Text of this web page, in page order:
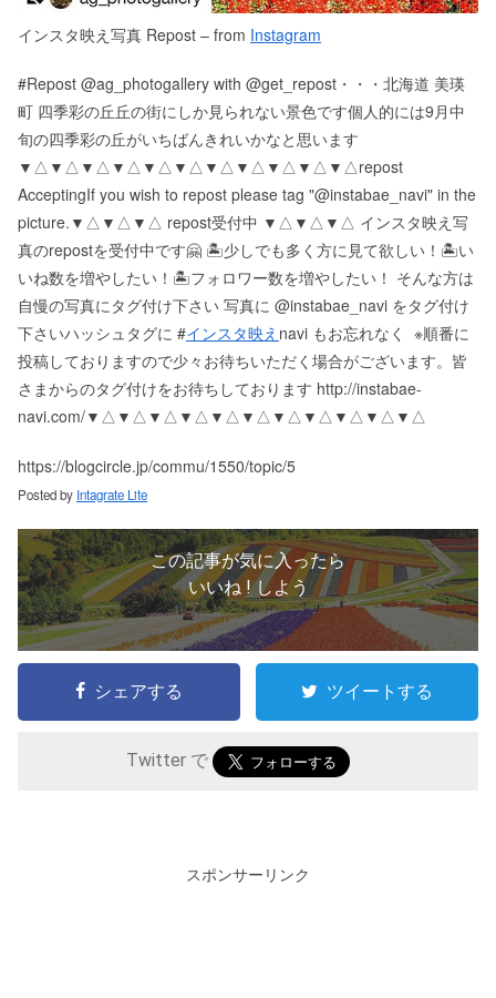
インスタ映え写真 Repost – from Instagram
#Repost @ag_photogallery with @get_repost・・・北海道 美瑛
町 四季彩の丘︎丘の街にしか見られない景色です個人的には9月中
旬の四季彩の丘がいちばんきれいかなと思います
▼△▼△▼△▼△▼△▼△▼△▼△▼△▼△▼△ repost
Accepting If you wish to repost please tag "@instabae_navi" in the
picture. ▼△▼△▼△ repost受付中 ▼△▼△▼△ インスタ映え写
真のrepostを受付中です🤗 🏝少しでも多く方に見て欲しい！ 🏝い
いね数を増やしたい！ 🏝フォロワー数を増やしたい！ そんな方は
自慢の写真にタグ付け下さい 写真に @instabae_navi をタグ付け
下さい️ ハッシュタグに #インスタ映え navi もお忘れなく ️ ※順番に
投稿しておりますので少々お待ちいただく場合がございます。 皆
さまからのタグ付けをお待ちしております http://instabae-
navi.com/ ▼△▼△▼△▼△▼△▼△▼△▼△▼△▼△▼△
https://blogcircle.jp/commu/1550/topic/5
Posted by Intagrate Lite
この記事が気に入ったら
いいね ! しよう
シェアする ツイートする
Twitter で
スポンサーリンク